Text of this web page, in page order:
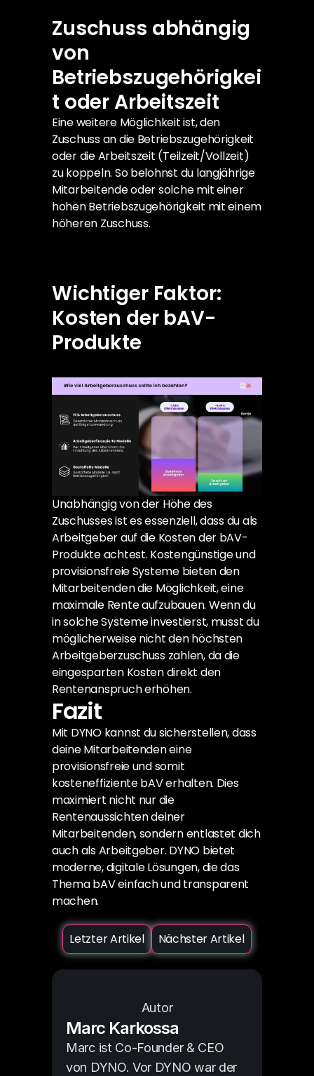
Zuschuss abhängig
von
Betriebszugehörigkei
t oder Arbeitszeit
Eine weitere Möglichkeit ist, den
Zuschuss an die Betriebszugehörigkeit
oder die Arbeitszeit (Teilzeit/Vollzeit)
zu koppeln. So belohnst du langjährige
Mitarbeitende oder solche mit einer
hohen Betriebszugehörigkeit mit einem
höheren Zuschuss.
Wichtiger Faktor:
Kosten der bAV-
Produkte
Unabhängig von der Höhe des
Zuschusses ist es essenziell, dass du als
Arbeitgeber auf die Kosten der bAV-
Produkte achtest. Kostengünstige und
provisionsfreie Systeme bieten den
Mitarbeitenden die Möglichkeit, eine
maximale Rente aufzubauen. Wenn du
in solche Systeme investierst, musst du
möglicherweise nicht den höchsten
Arbeitgeberzuschuss zahlen, da die
eingesparten Kosten direkt den
Rentenanspruch erhöhen.
Fazit
Mit DYNO kannst du sicherstellen, dass
deine Mitarbeitenden eine
provisionsfreie und somit
kosteneffiziente bAV erhalten. Dies
maximiert nicht nur die
Rentenaussichten deiner
Mitarbeitenden, sondern entlastet dich
auch als Arbeitgeber. DYNO bietet
moderne, digitale Lösungen, die das
Thema bAV einfach und transparent
machen.
Letzter Artikel Nächster Artikel
Autor
Marc Karkossa
Marc ist Co-Founder & CEO
von DYNO. Vor DYNO war der